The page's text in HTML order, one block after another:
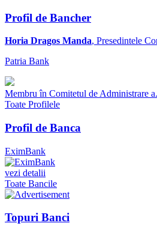
Profil de Bancher
Horia Dragos Manda, Presedintele
Patria Bank
Membru în Comitetul de Administrare
Toate Profilele
Profil de Banca
EximBank
vezi detalii
Toate Bancile
Topuri Banci